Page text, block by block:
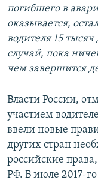
погибшего в
оказывается,
водителя 15
случай, пока
чем завершится
Власти России,
участием
ввели новые
других стран
российские
РФ. В июле 2017-